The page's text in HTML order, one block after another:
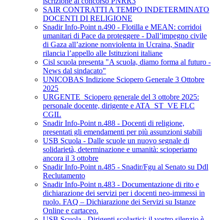
SAIR CONTRATTI A TEMPO INDETERMINATO
DOCENTI DI RELIGIONE
Snadir Info-Point n.490 - Flotilla e MEAN: corridoi
umanitari di Pace da proteggere - Dall’impegno civile
di Gaza all’azione nonviolenta in Ucraina, Snadir
rilancia l’appello alle Istituzioni italiane
Cisl scuola presenta "A scuola, diamo forma al futuro -
News dal sindacato"
UNICOBAS Indizione Sciopero Generale 3 Ottobre
2025
URGENTE_Sciopero generale del 3 ottobre 2025:
personale docente, dirigente e ATA_ST_VE FLC
CGIL
Snadir Info-Point n.488 - Docenti di religione,
presentati gli emendamenti per più assunzioni stabili
USB Scuola - Dalle scuole un nuovo segnale di
solidarietà, determinazione e umanità: scioperiamo
ancora il 3 ottobre
Snadir Info-Point n.485 - Snadir/Fgu al Senato su Ddl
Reclutamento
Snadir Info-Point n.483 - Documentazione di rito e
dichiarazione dei servizi per i docenti neo-immessi in
ruolo. FAQ – Dichiarazione dei Servizi su Istanze
Online e cartaceo.